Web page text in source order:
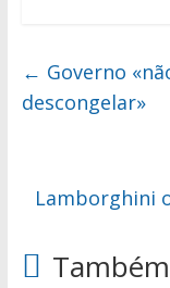
← Governo
descongelar»
Lamborghini